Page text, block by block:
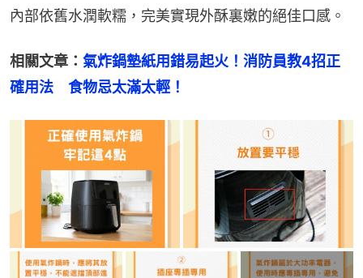
內部依舊水潤軟糯，完美實現外酥裏嫩的絕佳口感。
相關文章： 氣炸鍋墊紙用錯易起火！消防員教4招正
確用法　食物忌太滿太輕！